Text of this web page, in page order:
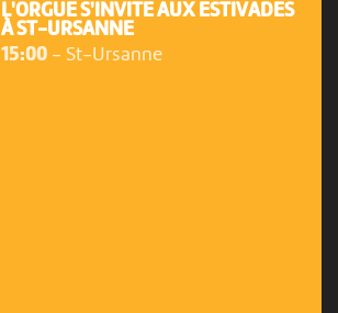
L'ORGUE S'INVITE AUX ESTIVADES
À ST-URSANNE
15:00- St-Ursanne